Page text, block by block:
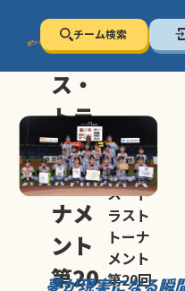
チーム検索
セン
ス・
トラ
スト
トー
ナメ
ント
第20
セン
ス・ト
ラスト
トーナ
メント
第20回
夢が現実になる瞬